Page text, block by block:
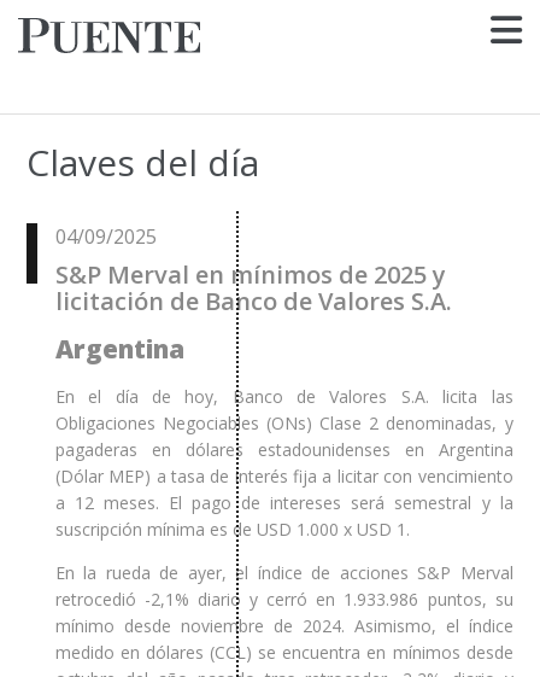
Claves del día
04/09/2025
S&P Merval en mínimos de 2025 y
licitación de Banco de Valores S.A.
Argentina
En el día de hoy, Banco de Valores S.A. licita las
Obligaciones Negociables (ONs) Clase 2 denominadas, y
pagaderas en dólares estadounidenses en Argentina
(Dólar MEP) a tasa de interés fija a licitar con vencimiento
a 12 meses. El pago de intereses será semestral y la
suscripción mínima es de USD 1.000 x USD 1.
En la rueda de ayer, el índice de acciones S&P Merval
retrocedió -2,1% diario y cerró en 1.933.986 puntos, su
mínimo desde noviembre de 2024. Asimismo, el índice
medido en dólares (CCL) se encuentra en mínimos desde